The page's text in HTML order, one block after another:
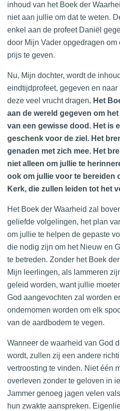
inhoud van het Boek der
niet aan jullie om dat te weten.
enkel aan de profeet Daniël
door Mijn Vader opgedragen
prijs te geven.
Nu, Mijn dochter, wordt de
eindtijdprofeet, gegeven en naar
deze veel vrucht dragen. Het
aan de wereld gegeven om
van een gewisse dood. Het is
geschenk voor de ziel. Het
genaden met zich mee. Het
niet alleen om jullie te
ook om jullie voor te bereiden
Kerk, die zullen leiden tot het
Het Boek der Waarheid zal
geliefde volgelingen, het plan
om jullie te helpen de gepaste
die nodig zijn om het Nieuw en
te betreden. Zonder het Boek
Mijn leerlingen, als lammeren
geleid worden, want jullie
God aangevochten zal worden
ondernomen worden om elk
van de aardbodem te vegen.
Wanneer de waarheid van God
wordt, zullen zij een andere
vertroosting te vinden. Niet één
overleven zonder te geloven in
Jammer genoeg jagen velen
hun zwakte aanspreken.